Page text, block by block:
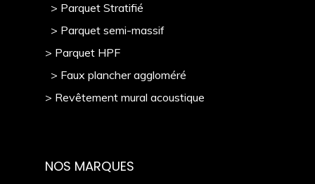
> Parquet Stratifié
> Parquet semi-massif
> Parquet HPF
> Faux plancher aggloméré
> Revêtement mural acoustique
NOS MARQUES